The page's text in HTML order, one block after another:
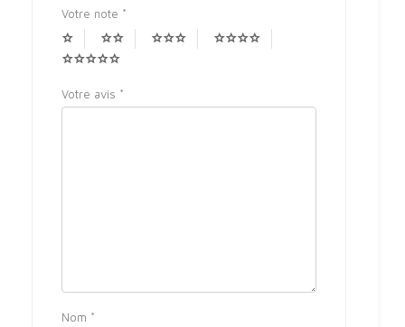
Votre note *
Votre avis *
Nom *